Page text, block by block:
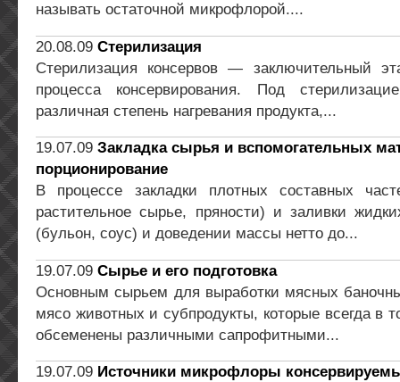
называть остаточной микрофлорой....
20.08.09 Стерилизация
Стерилизация консервов — заключительный
процесса консервирования. Под
различная степень нагревания продукта,...
19.07.09 Закладка сырья и вспомогательных
порционирование
В процессе закладки плотных составных
растительное сырье, пряности) и заливки
(бульон, соус) и доведении массы нетто до...
19.07.09 Сырье и его подготовка
Основным сырьем для выработки мясных
мясо животных и субпродукты, которые всегда в
обсеменены различными сапрофитными...
19.07.09 Источники микрофлоры